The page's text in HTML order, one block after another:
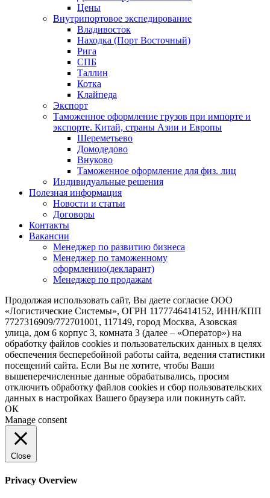
Цены
Внутрипортовое экспедирование
Владивосток
Находка (Порт Восточный)
Рига
СПБ
Таллин
Котка
Клайпеда
Экспорт
Таможенное оформление грузов при импорте и
экспорте. Китай, страны Азии и Европы
Шереметьево
Домодедово
Внуково
Таможенное оформление для физ. лиц
Индивидуальные решения
Полезная информация
Новости и статьи
Договоры
Контакты
Вакансии
Менеджер по развитию бизнеса
Менеджер по таможенному
оформлению(декларант)
Менеджер по продажам
Продолжая использовать сайт, Вы даете согласие ООО
«Логистические Системы», ОГРН 1177746414152, ИНН/КПП
7727316909/772701001, 117149, город Москва, Азовская
улица, дом 6 корпус 3, комната 3 (далее – «Оператор») на
обработку файлов cookies и пользовательских данных в целях
обеспечения бесперебойной работы сайта, ведения статистики
посещений сайта. Если Вы не хотите, чтобы Ваши
вышеперечисленные данные обрабатывались, просим
отключить обработку файлов cookies и сбор пользовательских
данных в настройках Вашего браузера или покинуть сайт.
ОК
Manage consent
Close
Privacy Overview